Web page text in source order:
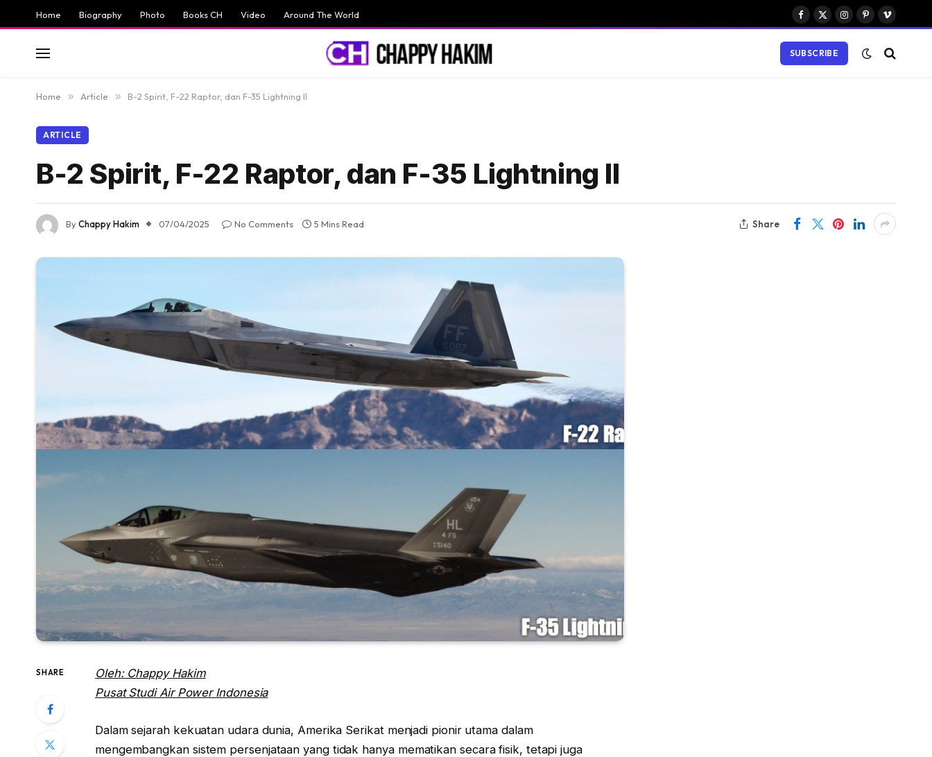
Home Biography Photo Books CH Video Around The World
Facebook
X
Instagram
PinterestVimeo
SUBSCRIBE
Home » Article » B-2 Spirit, F-22 Raptor, dan F-35 Lightning II
ARTICLE
B-2 Spirit, F-22 Raptor, dan F-35 Lightning II
ByChappy Hakim 07/04/2025 No Comments 5 Mins Read Share
SHARE
Oleh: Chappy Hakim
Pusat Studi Air Power Indonesia
Dalam sejarah kekuatan udara dunia, Amerika Serikat menjadi pionir utama dalam
mengembangkan sistem persenjataan yang tidak hanya mematikan secara fisik, tetapi juga